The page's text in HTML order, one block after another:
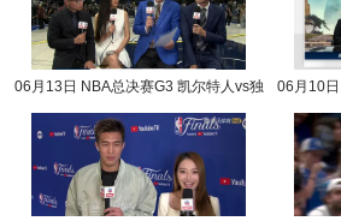
06月13日 NBA总决赛G3 凯尔特人vs独
06月10